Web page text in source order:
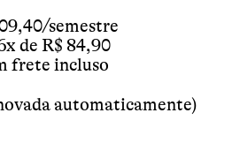
semestre
de R$ 84,90
frete incluso
automaticamente)